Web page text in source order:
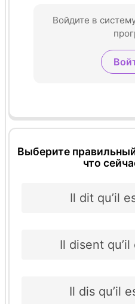
Войдите в
Выберите
что
Il dit qu’il
Il disent
Il dis qu’il